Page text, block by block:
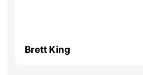
Brett King